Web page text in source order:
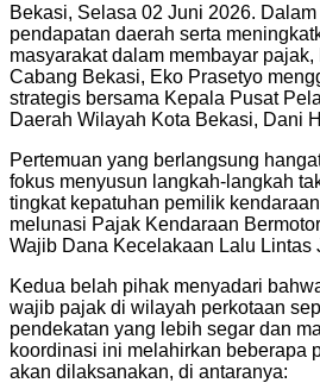
Bekasi, Selasa 02 Juni 2026.
pendapatan daerah serta
masyarakat dalam membayar
Cabang Bekasi, Eko Prasetyo
strategis bersama Kepala Pusat
Daerah Wilayah Kota Bekasi, Dani
​Pertemuan yang berlangsung
fokus menyusun langkah-langkah
tingkat kepatuhan pemilik
melunasi Pajak Kendaraan
Wajib Dana Kecelakaan Lalu Lintas
​Kedua belah pihak menyadari
wajib pajak di wilayah perkotaan
pendekatan yang lebih segar dan
koordinasi ini melahirkan beberapa
akan dilaksanakan, di antaranya: